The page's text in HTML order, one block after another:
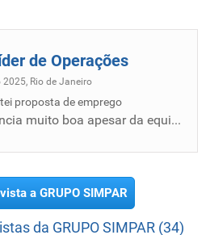
Atitudes
ecologicamente corretas e
Uma missão de todos.
e desenvolvimento
da nossa gente, do
da nossa relação comercial
de Operações
2025, Rio de Janeiro
proposta de emprego
Olha tive uma experiência muito boa apesar da equipe não corresponde como deveria ter feito infelizmente fui desligado espero um dia ter out...
a GRUPO SIMPAR
da GRUPO SIMPAR (34)